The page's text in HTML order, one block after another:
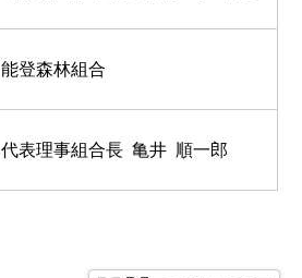
能登森林組合
代表理事組合長 亀井 順一郎